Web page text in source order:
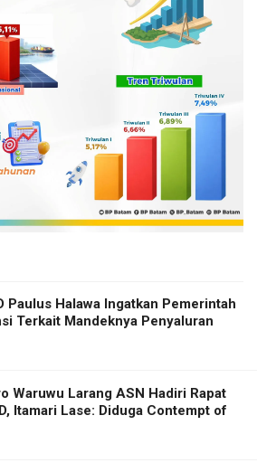
Paulus Halawa Ingatkan Pemerintah
Terkait Mandeknya Penyaluran
Waruwu Larang ASN Hadiri Rapat
Itamari Lase: Diduga Contempt of